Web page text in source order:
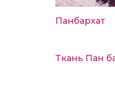
Панбархат